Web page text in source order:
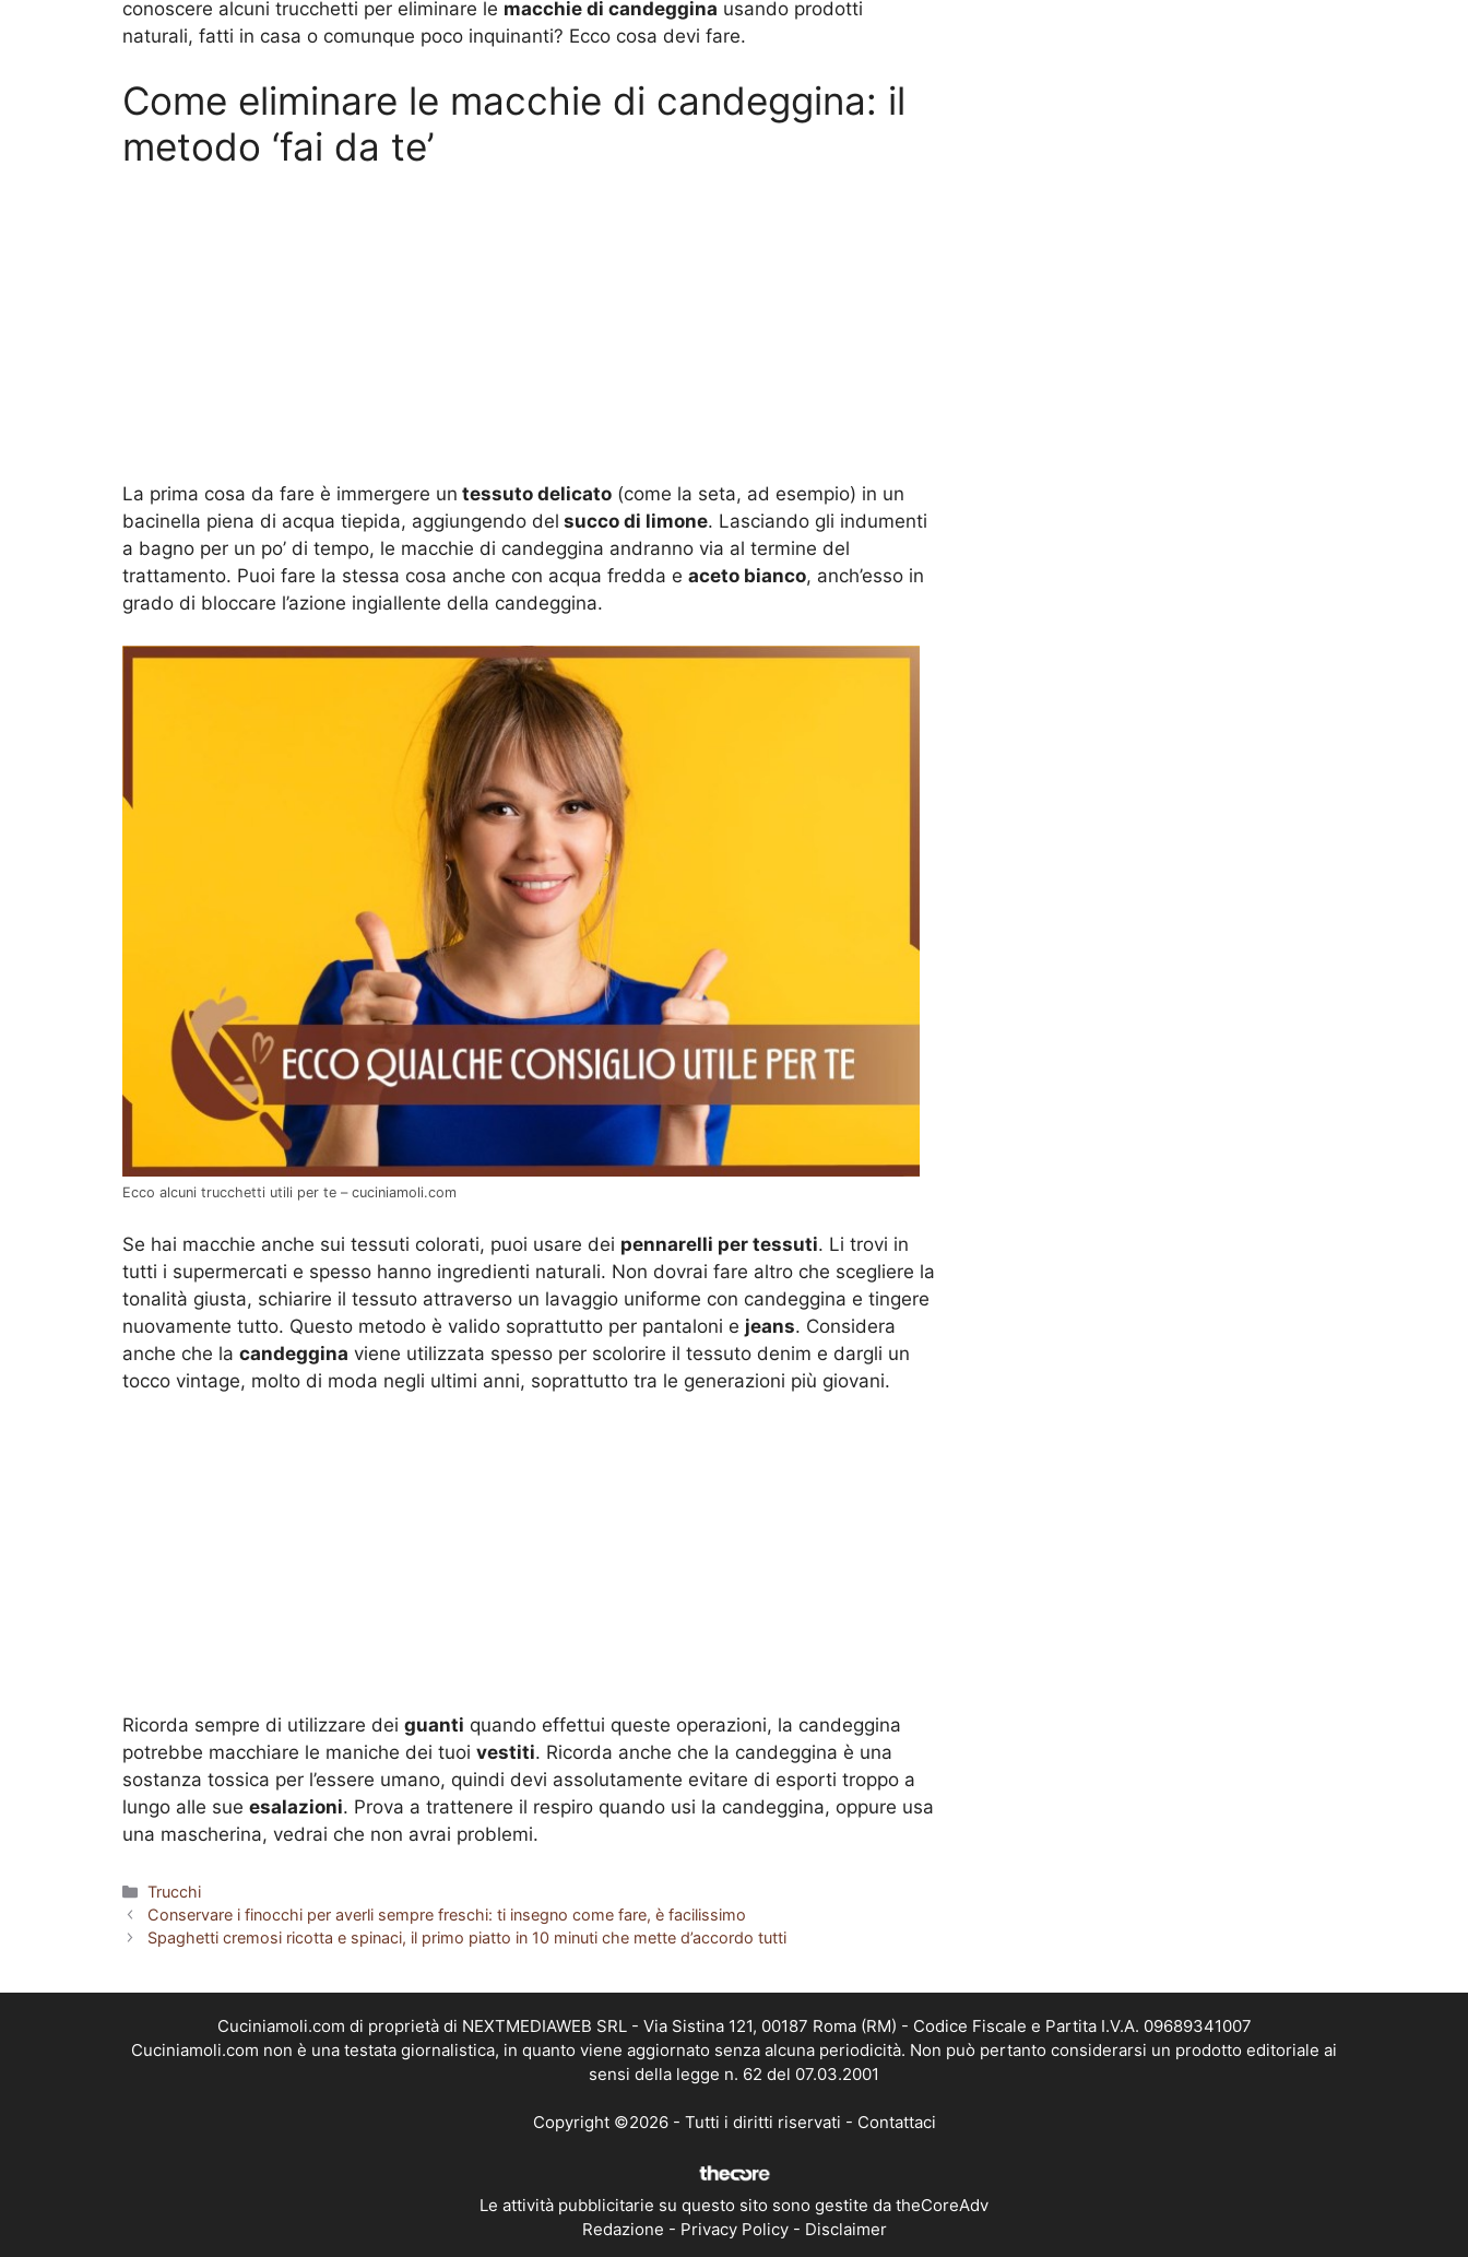
conoscere alcuni trucchetti per eliminare le macchie di candeggina usando prodotti
naturali, fatti in casa o comunque poco inquinanti? Ecco cosa devi fare.
Come eliminare le macchie di candeggina: il
metodo ‘fai da te’
La prima cosa da fare è immergere un tessuto delicato (come la seta, ad esempio) in un
bacinella piena di acqua tiepida, aggiungendo del succo di limone. Lasciando gli indumenti
a bagno per un po’ di tempo, le macchie di candeggina andranno via al termine del
trattamento. Puoi fare la stessa cosa anche con acqua fredda e aceto bianco, anch’esso in
grado di bloccare l’azione ingiallente della candeggina.
Ecco alcuni trucchetti utili per te – cuciniamoli.com
Se hai macchie anche sui tessuti colorati, puoi usare dei pennarelli per tessuti. Li trovi in
tutti i supermercati e spesso hanno ingredienti naturali. Non dovrai fare altro che scegliere la
tonalità giusta, schiarire il tessuto attraverso un lavaggio uniforme con candeggina e tingere
nuovamente tutto. Questo metodo è valido soprattutto per pantaloni e jeans. Considera
anche che la candeggina viene utilizzata spesso per scolorire il tessuto denim e dargli un
tocco vintage, molto di moda negli ultimi anni, soprattutto tra le generazioni più giovani.
Ricorda sempre di utilizzare dei guanti quando effettui queste operazioni, la candeggina
potrebbe macchiare le maniche dei tuoi vestiti. Ricorda anche che la candeggina è una
sostanza tossica per l’essere umano, quindi devi assolutamente evitare di esporti troppo a
lungo alle sue esalazioni. Prova a trattenere il respiro quando usi la candeggina, oppure usa
una mascherina, vedrai che non avrai problemi.
Categorie
Trucchi
Conservare i finocchi per averli sempre freschi: ti insegno come fare, è facilissimo
Spaghetti cremosi ricotta e spinaci, il primo piatto in 10 minuti che mette d’accordo tutti
Cuciniamoli.com di proprietà di NEXTMEDIAWEB SRL - Via Sistina 121, 00187 Roma (RM) - Codice Fiscale e Partita I.V.A. 09689341007
Cuciniamoli.com non è una testata giornalistica, in quanto viene aggiornato senza alcuna periodicità. Non può pertanto considerarsi un prodotto editoriale ai
sensi della legge n. 62 del 07.03.2001
Copyright ©2026 - Tutti i diritti riservati - Contattaci
Le attività pubblicitarie su questo sito sono gestite da theCoreAdv
Redazione - Privacy Policy- Disclaimer